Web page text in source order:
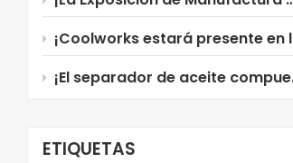
¡Coolworks estará presente en la Manufacturing Expo 2026 en Tailandia!
¡El separador de aceite compuesto de Coolworks, recientemente mejorado, ya está disponible!
ETIQUETAS